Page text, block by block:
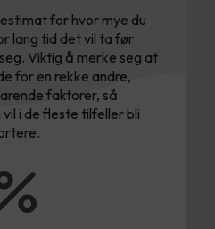
for hvor mye du
lang tid det vil ta før
Viktig å merke seg at
for en rekke andre,
faktorer, så
i de fleste tilfeller bli